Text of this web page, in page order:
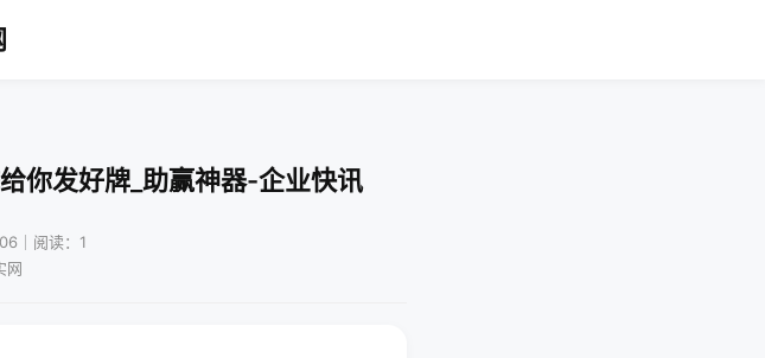
你发好牌_助赢神器-企业快讯
｜阅读：1
网